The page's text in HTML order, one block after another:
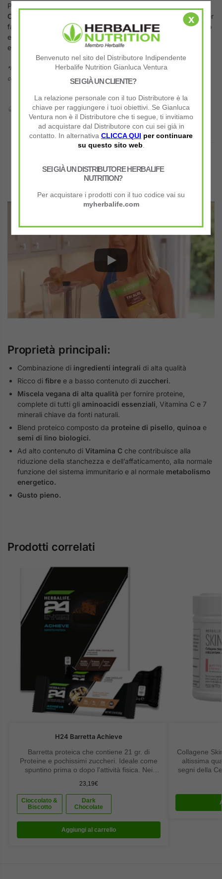
x
Benvenuto nel sito del Distributore Indipendente
Herbalife Nutrition Gianluca Ventura
SEI GIÀ UN CLIENTE?
La relazione personale con il tuo Distributore è la
chiave per raggiungere i tuoi obiettivi. Se Gianluca
Ventura non è il Distributore che ti segue, ti invitiamo
ad acquistare dal Distributore con cui sei già in
contatto. In alternativa CLICCA QUI per continuare
su questo sito web.
SEI GIÀ UN DISTRIBUTORE HERBALIFE
NUTRITION?
Per acquistare i prodotti con il tuo codice vai su
myherbalife.com
Puoi usare Tri Blend Select di Herbalife Nutrition a
COLAZIONE*
(per iniziare la giornata in condizioni ottimali), per
fare degli
SPUNTINI SANIa metà mattina e a metà pomeriggio
ed arrivare così al pasto successivo con meno fame e più
energia.
*in tal caso è consigliabile utilizzarlo insieme al Formula 2 (Uomo o Donna) per
completare l’apporto di vitamine e minerali.
Disponibile in 1 gusto:
Banana
Con 1 Confezione (600 gr.) puoi fare:
15 porzioni
Proprietà principali:
Combinazione di ingredienti integrali di alta qualità
Ricco di fibre e a basso contenuto di zuccheri.
Miscela vegana di alta qualità per fornire proteine,
complete di tutti gli aminoacidi essenziali , Vitamina C e 7
minerali chiave da fonti naturali.
Blend proteico composto da proteine di pisello quinoa e
semi di lino biologici.
Ad alto contenuto di Vitamina C che contribuisce alla
riduzione della stanchezza e dell’affaticamento, alla normale
funzione del sistema immunitario e al normale metabolismo
energetico.
Gusto pieno.
Prodotti correlati
H24 Barretta Achieve
Barretta proteica che contiene 21 gr. di
Proteine e pochissimi zuccheri. Ideale come
spuntino prima o dopo l'attività fisica. Nei
Biscotto
23,19€
Cioccolato &
Biscotto
Dark
Chocolate
Aggiungi al carrello
Collagene
altissima
segni della